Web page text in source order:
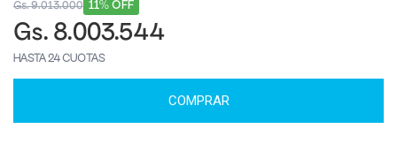
11% OFF
Gs. 9.013.000
Gs. 8.003.544
HASTA 24 CUOTAS
COMPRAR